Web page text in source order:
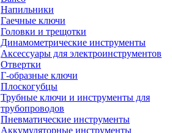
Напильники
Гаечные ключи
Головки и трещотки
Динамометрические инструменты
Аксессуары для электроинструментов
Отвертки
Г-образные ключи
Плоскогубцы
Трубные ключи и инструменты для
трубопроводов
Пневматические инструменты
Аккумуляторные инструменты